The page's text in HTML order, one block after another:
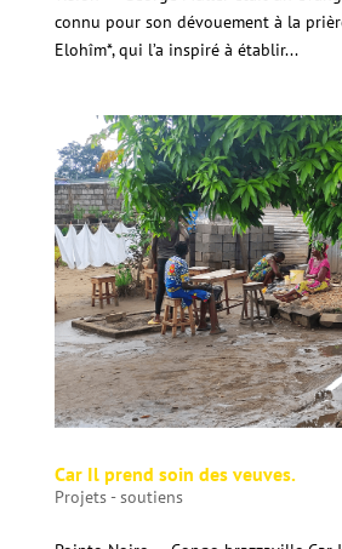
connu pour son dévouement à la
Elohîm*, qui l’a inspiré à établir...
Car Il prend soin des veuves.
Projets - soutiens